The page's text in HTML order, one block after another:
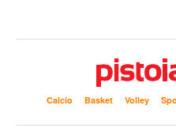
Calcio Basket Volley